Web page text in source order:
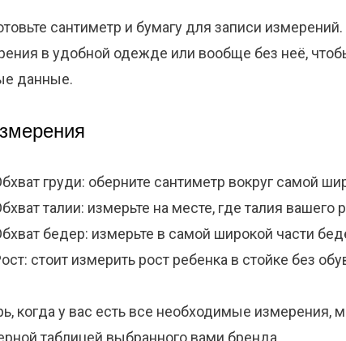
сантиметр и бумагу для записи
в удобной одежде или вообще без неё,
данные.
груди: оберните сантиметр вокруг самой
талии: измерьте на месте, где талия вашего
бедер: измерьте в самой широкой части
стоит измерить рост ребенка в стойке без
когда у вас есть все необходимые измерения,
таблицей выбранного вами бренда.